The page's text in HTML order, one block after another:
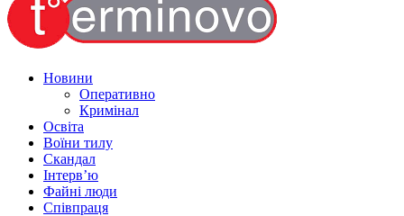
Новини
Оперативно
Кримінал
Освіта
Воїни тилу
Скандал
Інтерв’ю
Файні люди
Співпраця